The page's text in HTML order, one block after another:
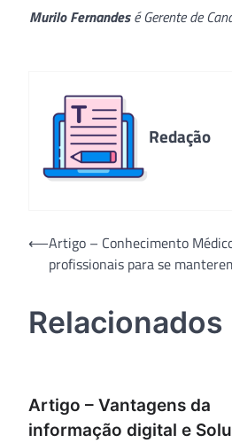
Murilo Fernandesé Gerente de
Redação
Navegação
⟵Artigo – Conhecimento
profissionais para se
Relacionados
Artigo – Vantagens da
informação digital e